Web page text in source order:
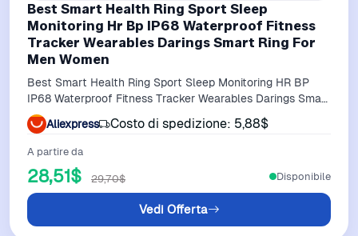
Best Smart Health Ring Sport Sleep
Monitoring Hr Bp IP68 Waterproof Fitness
Tracker Wearables Darings Smart Ring For
Men Women
Best Smart Health Ring Sport Sleep Monitoring HR BP
IP68 Waterproof Fitness Tracker Wearables Darings Smart
Ring for Men Women
Aliexpress Costo di spedizione: 5,88$
A partire da
28,51$ 29,70$
Vedi Offerta
Disponibile